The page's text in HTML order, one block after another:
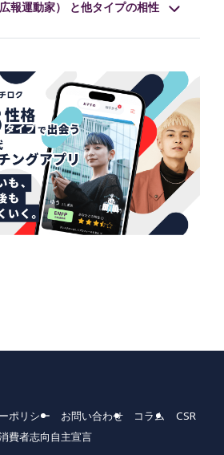
広報運動家） と他タイプの相性
ポリシー お問い合わせ コラム
CSR
費者志向自主宣言